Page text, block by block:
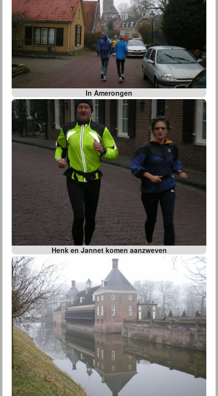
In Amerongen
Henk en Jannet komen aanzweven